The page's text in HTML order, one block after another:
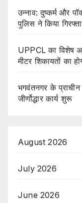
उन्नाव: दुष्कर्म और
पुलिस ने किया
UPPCL का विशेष
मीटर शिकायतों का
भगवंतनगर के प्राचीन
जीर्णोद्धार कार्य शुरू
August 2026
July 2026
June 2026